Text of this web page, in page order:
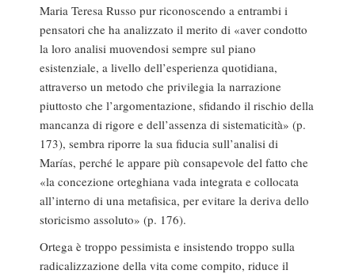
Maria Teresa Russo pur riconoscendo a entrambi i
pensatori che ha analizzato il merito di «aver condotto
la loro analisi muovendosi sempre sul piano
esistenziale, a livello dell’esperienza quotidiana,
attraverso un metodo che privilegia la narrazione
piuttosto che l’argomentazione, sfidando il rischio della
mancanza di rigore e dell’assenza di sistematicità» (p.
173), sembra riporre la sua fiducia sull’analisi di
Marías, perché le appare più consapevole del fatto che
«la concezione orteghiana vada integrata e collocata
all’interno di una metafisica, per evitare la deriva dello
storicismo assoluto» (p. 176).
Ortega è troppo pessimista e insistendo troppo sulla
radicalizzazione della vita come compito, riduce il